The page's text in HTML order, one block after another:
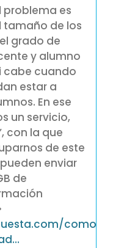
problema es
tamaño de los
grado de
y alumno
cabe cuando
estar a
En ese
un servicio,
con la que
de este
enviar
de
como-